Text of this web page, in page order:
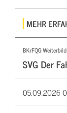
MEHR
BKrFQG
SVG Der
05.09.2026